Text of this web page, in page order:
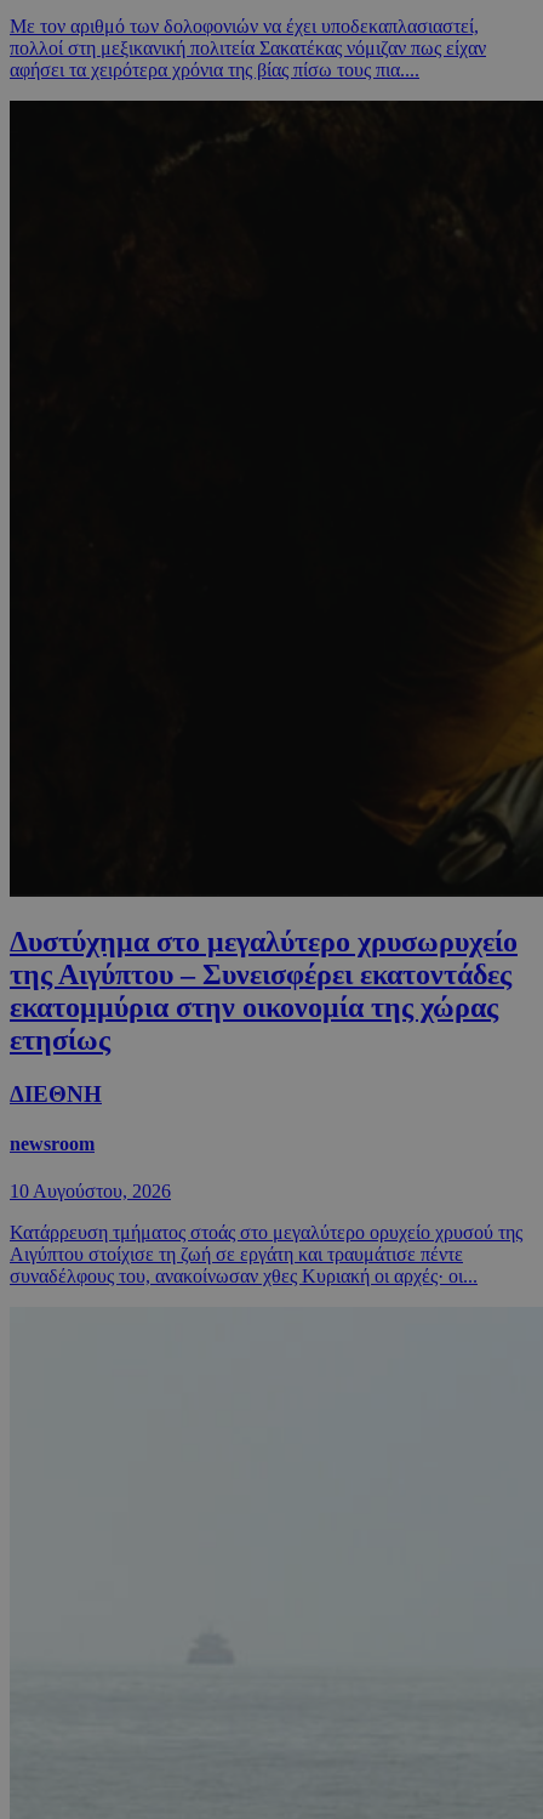
Με τον αριθμό των δολοφονιών να έχει υποδεκαπλασιαστεί,
πολλοί στη μεξικανική πολιτεία Σακατέκας νόμιζαν πως είχαν
αφήσει τα χειρότερα χρόνια της βίας πίσω τους πια....
Δυστύχημα στο μεγαλύτερο χρυσωρυχείο
της Αιγύπτου – Συνεισφέρει εκατοντάδες
εκατομμύρια στην οικονομία της χώρας
ετησίως
ΔΙΕΘΝΗ
newsroom
10 Αυγούστου, 2026
Κατάρρευση τμήματος στοάς στο μεγαλύτερο ορυχείο χρυσού της
Αιγύπτου στοίχισε τη ζωή σε εργάτη και τραυμάτισε πέντε
συναδέλφους του, ανακοίνωσαν χθες Κυριακή οι αρχές· οι...